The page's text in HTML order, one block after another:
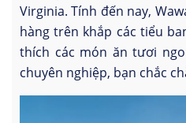
Virginia. Tính đến nay,
hàng trên khắp các tiểu
thích các món ăn tươi
chuyên nghiệp, bạn chắc